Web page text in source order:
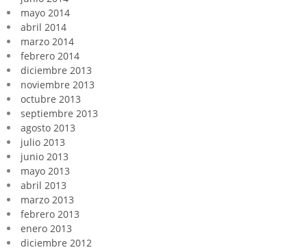
mayo 2014
abril 2014
marzo 2014
febrero 2014
diciembre 2013
noviembre 2013
octubre 2013
septiembre 2013
agosto 2013
julio 2013
junio 2013
mayo 2013
abril 2013
marzo 2013
febrero 2013
enero 2013
diciembre 2012